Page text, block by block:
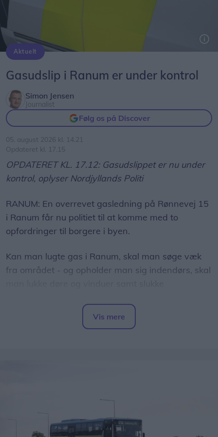
Aktuelt
Gasudslip i Ranum er under kontrol
Simon Jensen
Journalist
Følg os på Discover
05. august 2026 kl. 14.21
Opdateret kl. 17.15
OPDATERET KL. 17.12: Gasudslippet er nu under
kontrol, oplyser Nordjyllands Politi
RANUM: En overrevet gasledning på Rønnevej 15
i Ranum får nu politiet til at komme med to
opfordringer til borgere i byen.
Kan man lugte gas i Ranum, skal man søge væk
fra området - og opholder man sig indendørs, skal
Det skriver Nordjyllands Politi via tjenesten
Senere onsdag eftermiddag har Nordjyllands Politi
kontrol, og at faren derfor er drevet over igen.
Vis mere